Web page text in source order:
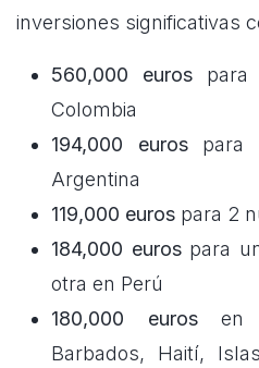
inversiones significativas
560,000 eurospara
Colombia
194,000 eurospara
Argentina
119,000 euros para 2
184,000 eurospara
otra en Perú
180,000 eurosen
Barbados, Haití,